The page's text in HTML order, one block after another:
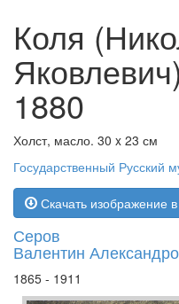
Коля
1880
Холст, масло. 30 x 23 см
Государственный Русский
Скачать изображение
Серов
Валентин
1865 - 1911